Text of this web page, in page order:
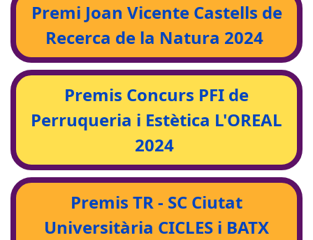
Premi Joan Vicente Castells de
Recerca de la Natura 2024
Premis Concurs PFI de
Perruqueria i Estètica L'OREAL
2024
Premis TR - SC Ciutat
Universitària CICLES i BATX